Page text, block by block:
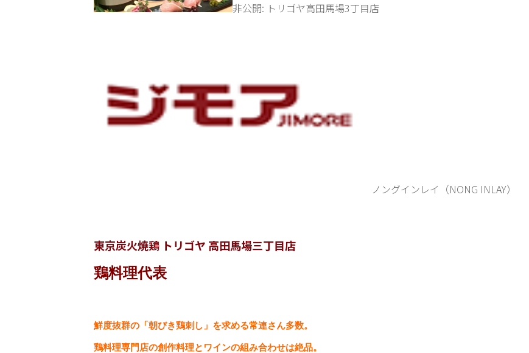
非公開: トリゴヤ高田馬場3丁目店
ノングインレイ（NONG INLAY）
東京炭火焼鶏 トリゴヤ 高田馬場三丁目店
鶏料理代表
鮮度抜群の「朝びき鶏刺し」を求める常連さん多数。
鶏料理専門店の創作料理とワインの組み合わせは絶品。